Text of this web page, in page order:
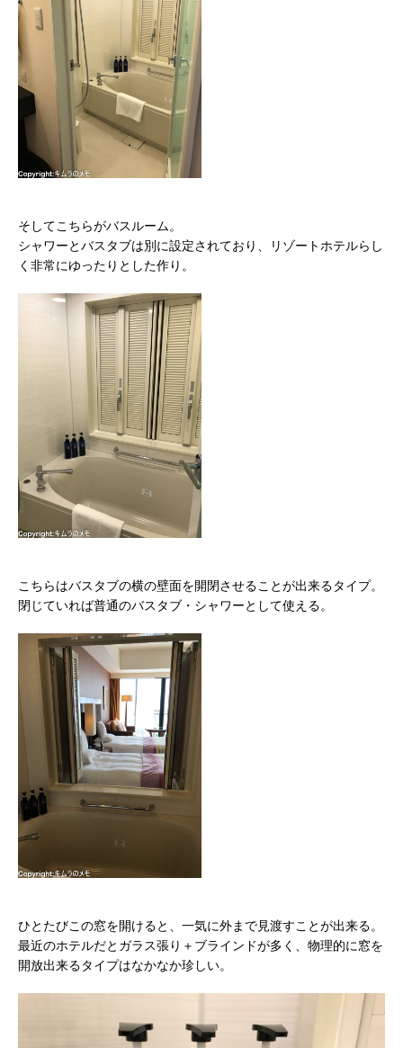
そしてこちらがバスルーム。
シャワーとバスタブは別に設定されており、リゾートホテルらし
く非常にゆったりとした作り。
こちらはバスタブの横の壁面を開閉させることが出来るタイプ。
閉じていれば普通のバスタブ・シャワーとして使える。
ひとたびこの窓を開けると、一気に外まで見渡すことが出来る。
最近のホテルだとガラス張り＋ブラインドが多く、物理的に窓を
開放出来るタイプはなかなか珍しい。